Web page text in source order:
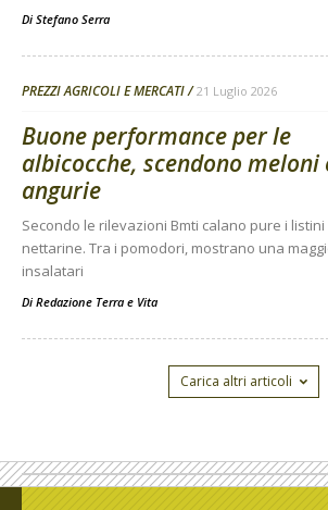
Di Stefano Serra
PREZZI AGRICOLI E MERCATI 21 Luglio 2026
Buone performance per le
albicocche, scendono meloni
angurie
Secondo le rilevazioni Bmti calano pure i
nettarine. Tra i pomodori, mostrano una
insalatari
Di Redazione Terra e Vita
Carica altri articoli